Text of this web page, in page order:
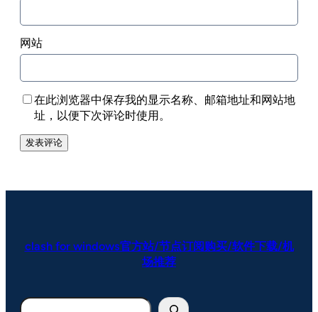
网站
在此浏览器中保存我的显示名称、邮箱地址和网站地
址，以便下次评论时使用。
clash for windows官方站/节点订阅购买/软件下载/机
场推荐
搜